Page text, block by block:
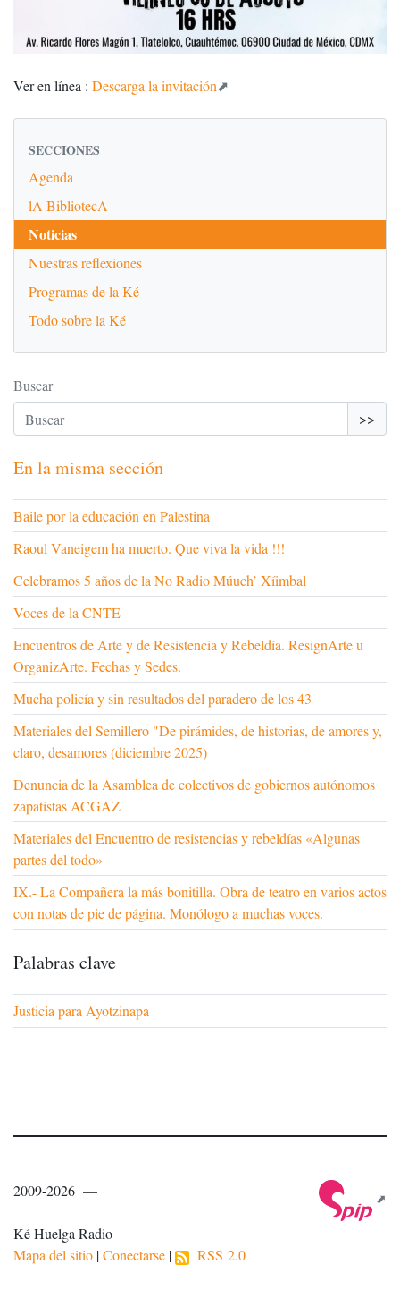
Ver en línea : Descarga la invitación
SECCIONES
Agenda
lA BibliotecA
Noticias
Nuestras reflexiones
Programas de la Ké
Todo sobre la Ké
Buscar
>>
En la misma sección
Baile por la educación en Palestina
Raoul Vaneigem ha muerto. Que viva la vida !!!
Celebramos 5 años de la No Radio Múuch’ Xíimbal
Voces de la CNTE
Encuentros de Arte y de Resistencia y Rebeldía. ResignArte u
OrganizArte. Fechas y Sedes.
Mucha policía y sin resultados del paradero de los 43
Materiales del Semillero "De pirámides, de historias, de amores y,
claro, desamores (diciembre 2025)
Denuncia de la Asamblea de colectivos de gobiernos autónomos
zapatistas ACGAZ
Materiales del Encuentro de resistencias y rebeldías «Algunas
partes del todo»
IX.- La Compañera la más bonitilla. Obra de teatro en varios actos
con notas de pie de página. Monólogo a muchas voces.
Palabras clave
Justicia para Ayotzinapa
2009-2026 —
Ké Huelga Radio
Mapa del sitio |Conectarse | RSS 2.0